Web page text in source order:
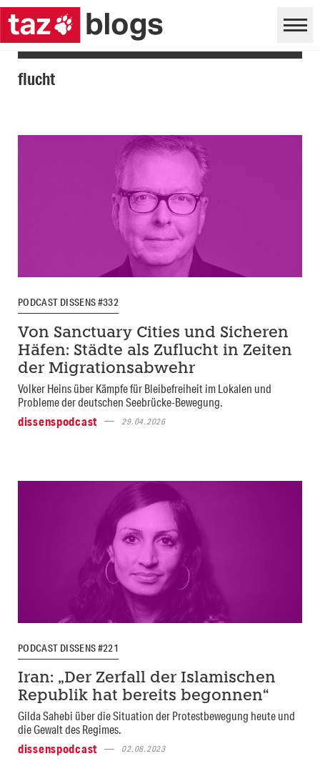
flucht
PODCAST DISSENS #332
Von Sanctuary Cities und Sicheren
Häfen: Städte als Zuflucht in Zeiten
der Migrationsabwehr
Volker Heins über Kämpfe für Bleibefreiheit im Lokalen und
Probleme der deutschen Seebrücke-Bewegung.
dissenspodcast
29.04.2026
PODCAST DISSENS #221
Iran: „Der Zerfall der Islamischen
Republik hat bereits begonnen“
Gilda Sahebi über die Situation der Protestbewegung heute und
die Gewalt des Regimes.
dissenspodcast
02.08.2023